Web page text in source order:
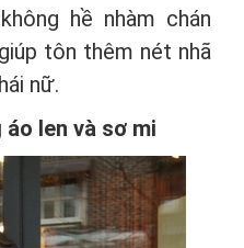
hề nhàm chán
tôn thêm nét nhã
nữ.
len và sơ mi